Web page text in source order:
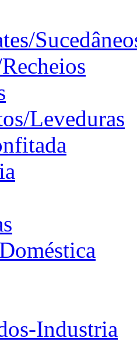
Leveduras
Industria